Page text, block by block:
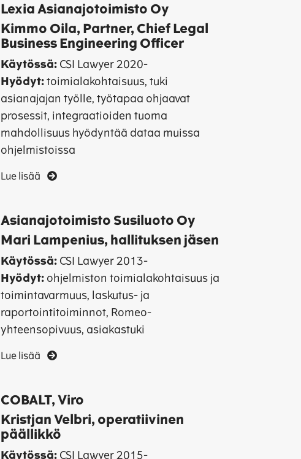
Lexia Asianajotoimisto Oy
Kimmo Oila, Partner, Chief Legal
Business Engineering Officer
Käytössä:CSI Lawyer 2020-
Hyödyt:toimialakohtaisuus, tuki
asianajajan työlle, työtapaa ohjaavat
prosessit, integraatioiden tuoma
mahdollisuus hyödyntää dataa muissa
ohjelmistoissa
Lue lisää
Asianajotoimisto Susiluoto Oy
Mari Lampenius, hallituksen jäsen
Käytössä:CSI Lawyer 2013-
Hyödyt:ohjelmiston toimialakohtaisuus ja
toimintavarmuus, laskutus- ja
raportointitoiminnot, Romeo-
yhteensopivuus, asiakastuki
Lue lisää
COBALT, Viro
Kristjan Velbri, operatiivinen
päällikkö
Käytössä:CSI Lawyer 2015-